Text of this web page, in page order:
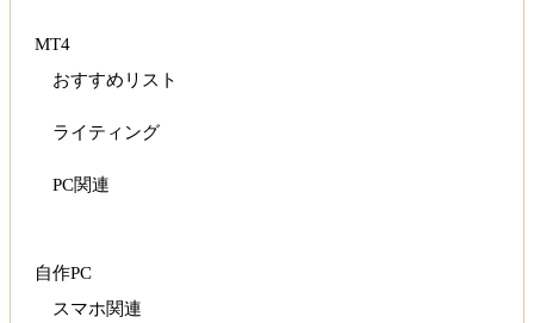
MT4
おすすめリスト
ライティング
PC関連
自作PC
スマホ関連